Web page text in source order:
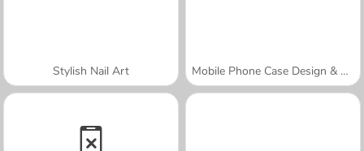
Stylish Nail Art Mobile Phone Case Design & DIY